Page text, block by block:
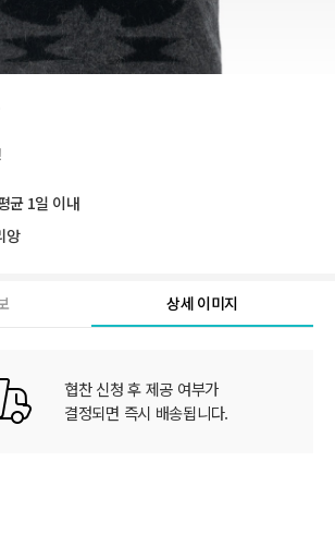
균 1일 이내
앙
상세 이미지
협찬 신청 후 제공 여부가
결정되면 즉시 배송됩니다.